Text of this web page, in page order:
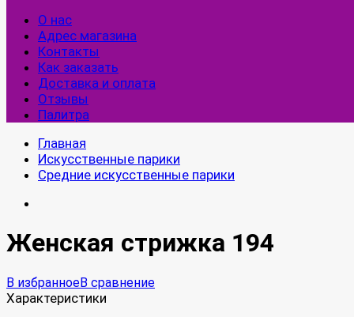
О нас
Адрес магазина
Контакты
Как заказать
Доставка и оплата
Отзывы
Палитра
Главная
Искусственные парики
Средние искусственные парики
Женская стрижка 194
В избранноеВ сравнение
Характеристики